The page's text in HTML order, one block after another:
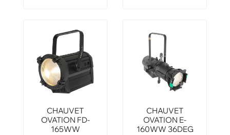
CHAUVET
OVATION FD-
165WW
CHAUVET
OVATION E-
160WW 36DEG